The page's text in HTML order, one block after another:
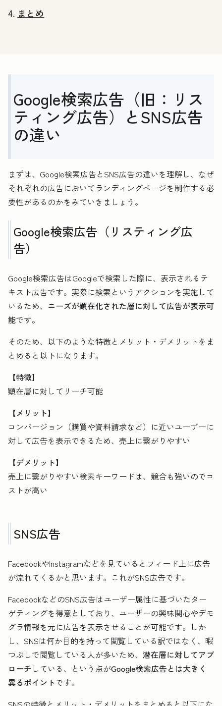
4. まとめ
Google検索広告（旧：リス
ティング広告）とSNS広告
の違い
まずは、Google検索広告とSNS広告の違いを理解し、なぜ
それぞれの広告においてランディングページを制作する必
要性があるのかをみていきましょう。
Google検索広告（リスティング広
告）
Google検索広告はGoogleで検索した際に、表示されるテ
キスト広告です。実際に検索というアクションを実施して
いるため、 ニーズが顕在化された層に対して広告が表示可
能です。
そのため、以下のような特徴とメリット・デメリットをま
とめると以下になります。
【特徴】
顕在層に対してリーチ可能
【メリット】
コンバージョン（購買や資料請求など）に近いユーザーに
対して広告を表示できるため、売上に繋がりやすい
【デメリット】
売上に繋がりやすい検索キーワードは、競合も強いのでコ
ストが高い
SNS広告
FacebookやInstagramなどを見ているとフィード上に広告
が流れてくるかと思います。これがSNS広告です。
FacebookなどのSNS広告はユーザー属性に基づいたター
ゲティングを得意としており、ユーザーの興味関心やデモ
グラ情報を元に広告を表示させることが可能です。しか
し、SNSは何か目的を持って閲覧している訳ではなく、暇
つぶしで閲覧している人が多いため、 潜在層に対してアプ
ローチ している、という点がGoogle検索広告とは大きく
異るポイントです。